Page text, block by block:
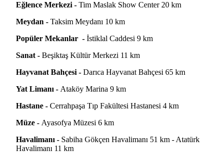
Eğlence Merkezi - Tim Maslak Show Center 20 km
Meydan - Taksim Meydanı 10 km
Popüler Mekanlar - İstiklal Caddesi 9 km
Sanat - Beşiktaş Kültür Merkezi 11 km
Hayvanat Bahçesi - Darıca Hayvanat Bahçesi 65 km
Yat Limanı - Ataköy Marina 9 km
Hastane - Cerrahpaşa Tıp Fakültesi Hastanesi 4 km
Müze - Ayasofya Müzesi 6 km
Havalimanı - Sabiha Gökçen Havalimanı 51 km - Atatürk
Havalimanı 11 km